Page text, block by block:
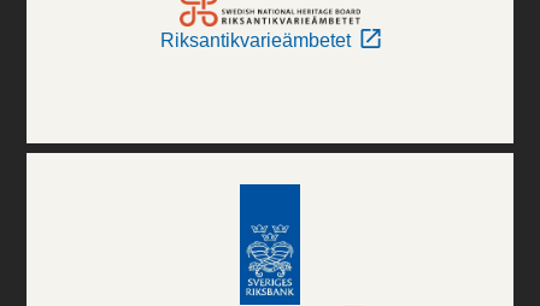
Riksantikvarieämbetet